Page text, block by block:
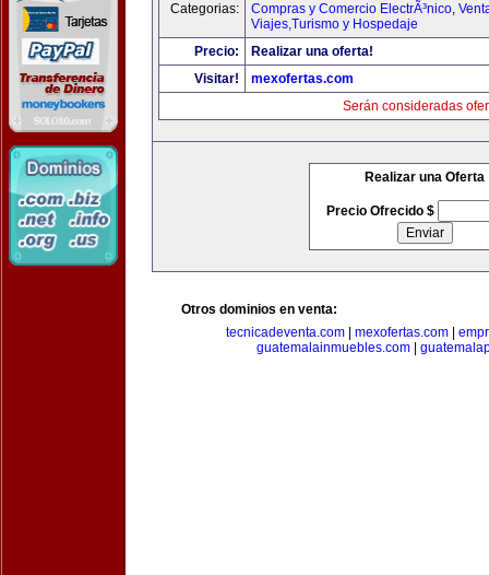
Categorias:
Compras y Comercio ElectrÃ³nico,
Viajes,Turismo y Hospedaje
Precio:
Realizar una oferta!
Visitar!
mexofertas.com
Serán consideradas
Realizar una Oferta
Precio Ofrecido $
Otros dominios en venta:
tecnicadeventa.com
mexofertas.com
guatemalainmuebles.com|